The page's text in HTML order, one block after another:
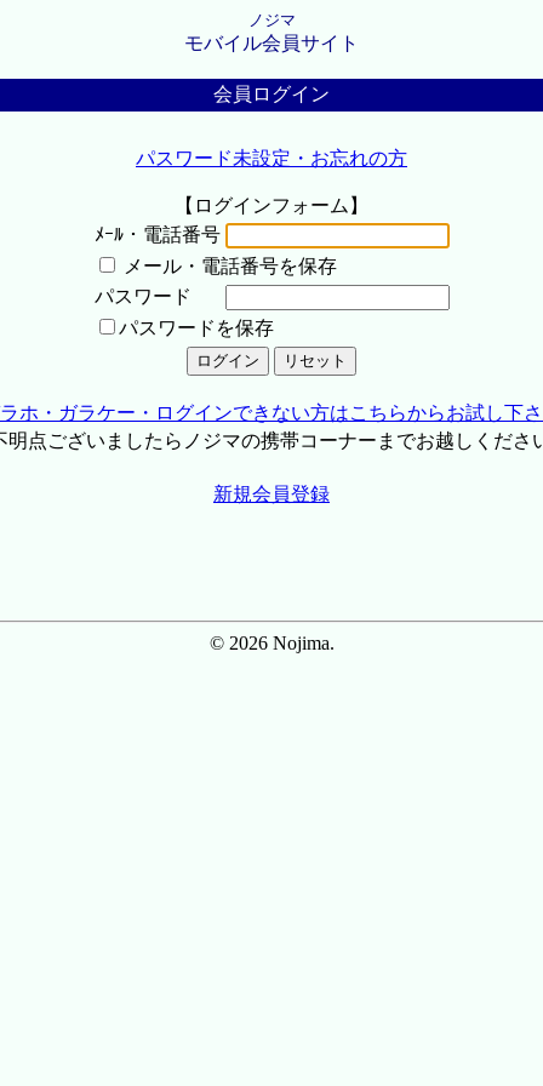
ノジマ
モバイル会員サイト
会員ログイン
パスワード未設定・お忘れの方
【ログインフォーム】
ﾒｰﾙ・電話番号
メール・電話番号を保存
パスワード
パスワードを保存
ホ・ガラケー・ログインできない方はこちらからお試し下
点ございましたらノジマの携帯コーナーまでお越しくださ
新規会員登録
© 2026 Nojima.